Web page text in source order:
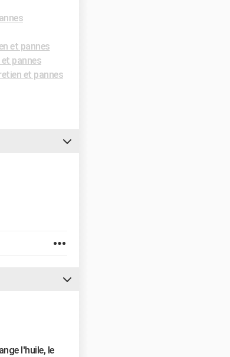
et pannes
pannes
et pannes
l'huile, le